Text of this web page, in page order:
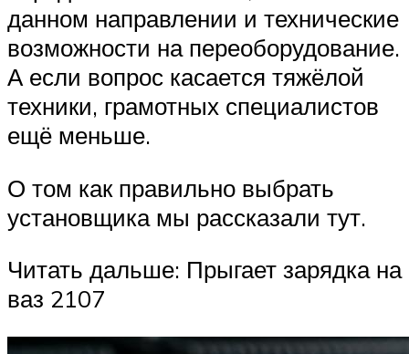
данном направлении и технические
возможности на переоборудование.
А если вопрос касается тяжёлой
техники, грамотных специалистов
ещё меньше.
О том как правильно выбрать
установщика мы рассказали тут.
Читать дальше: Прыгает зарядка на
ваз 2107